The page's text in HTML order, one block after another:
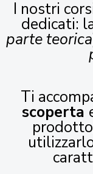
I nostri
dedicati:
parte teorica
Ti
scoperta